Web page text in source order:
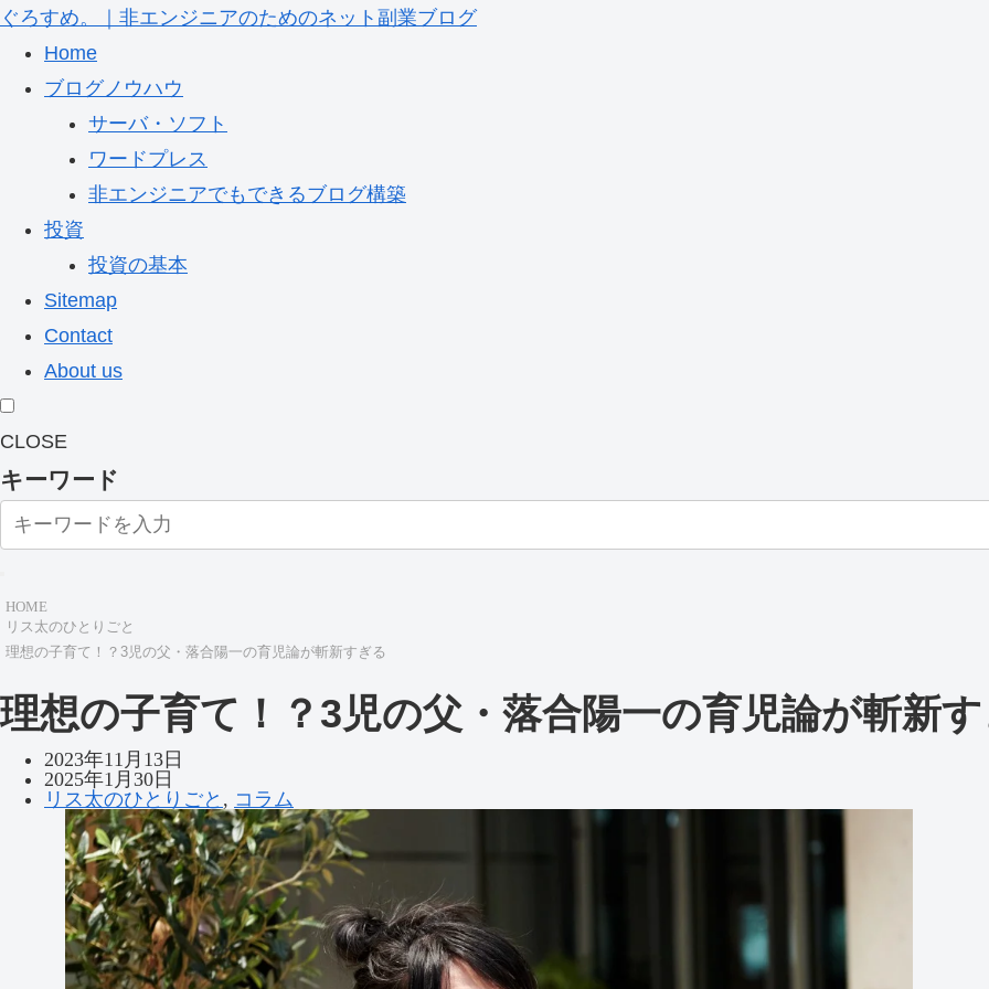
ぐろすめ。｜非エンジニアのためのネット副業ブログ
Home
ブログノウハウ
サーバ・ソフト
ワードプレス
非エンジニアでもできるブログ構築
投資
投資の基本
Sitemap
Contact
About us
CLOSE
キーワード
HOME
リス太のひとりごと
理想の子育て！？3児の父・落合陽一の育児論が斬新すぎる
理想の子育て！？3児の父・落合陽一の育児論が斬新
2023年11月13日
2025年1月30日
リス太のひとりごと , コラム